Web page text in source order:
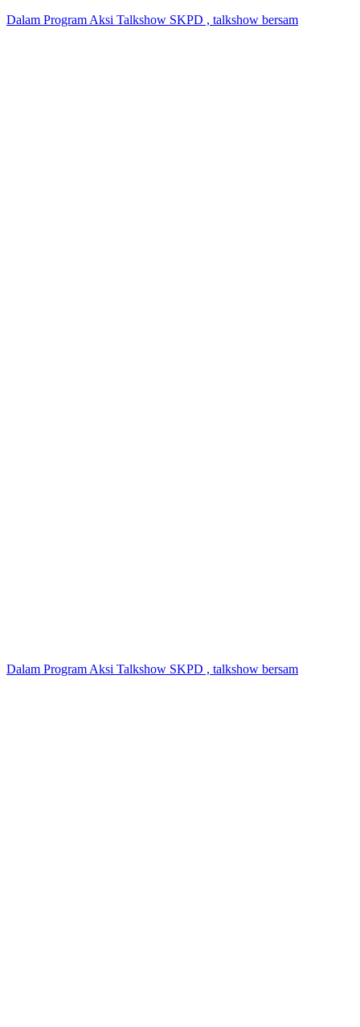
Dalam Program Aksi Talkshow SKPD , talkshow bersam
Dalam Program Aksi Talkshow SKPD , talkshow bersam